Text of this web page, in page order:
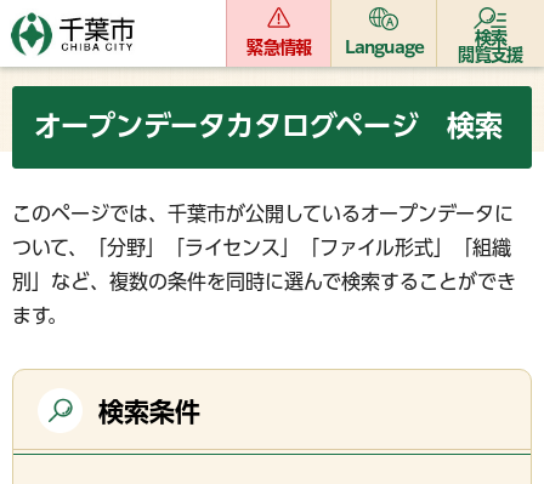
緊急情報 Language
検索
閲覧支援
オープンデータカタログページ 検索
このページでは、千葉市が公開しているオープンデータに
ついて、「分野」「ライセンス」「ファイル形式」「組織
別」など、複数の条件を同時に選んで検索することができ
ます。
検索条件